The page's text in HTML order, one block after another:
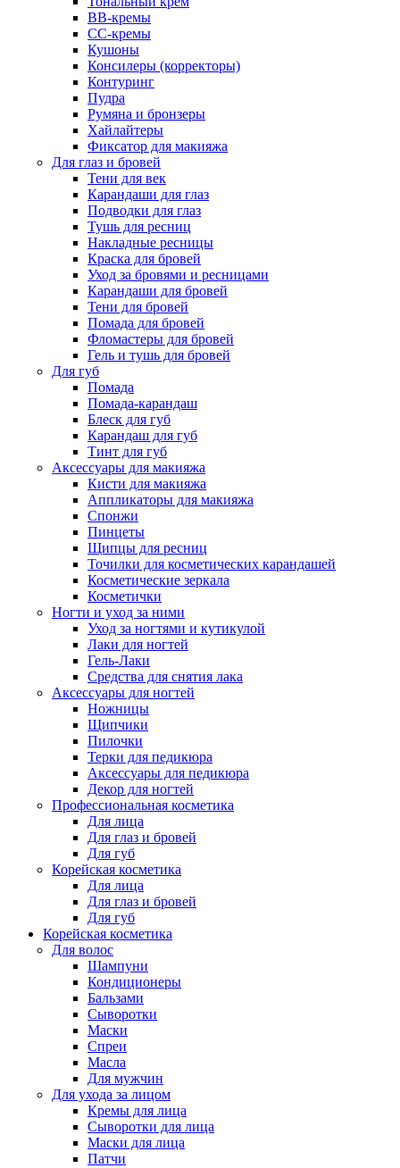
BB-кремы
CC-кремы
Кушоны
Консилеры (корректоры)
Контуринг
Пудра
Румяна и бронзеры
Хайлайтеры
Фиксатор для макияжа
Для глаз и бровей
Тени для век
Карандаши для глаз
Подводки для глаз
Тушь для ресниц
Накладные ресницы
Краска для бровей
Уход за бровями и ресницами
Карандаши для бровей
Тени для бровей
Помада для бровей
Фломастеры для бровей
Гель и тушь для бровей
Для губ
Помада
Помада-карандаш
Блеск для губ
Карандаш для губ
Тинт для губ
Аксессуары для макияжа
Кисти для макияжа
Аппликаторы для макияжа
Спонжи
Пинцеты
Щипцы для ресниц
Точилки для косметических карандашей
Косметические зеркала
Косметички
Ногти и уход за ними
Уход за ногтями и кутикулой
Лаки для ногтей
Гель-Лаки
Средства для снятия лака
Аксессуары для ногтей
Ножницы
Щипчики
Пилочки
Терки для педикюра
Аксессуары для педикюра
Декор для ногтей
Профессиональная косметика
Для лица
Для глаз и бровей
Для губ
Корейская косметика
Для лица
Для глаз и бровей
Для губ
Корейская косметика
Для волос
Шампуни
Кондиционеры
Бальзами
Сыворотки
Маски
Спреи
Масла
Для мужчин
Для ухода за лицом
Кремы для лица
Сыворотки для лица
Маски для лица
Патчи